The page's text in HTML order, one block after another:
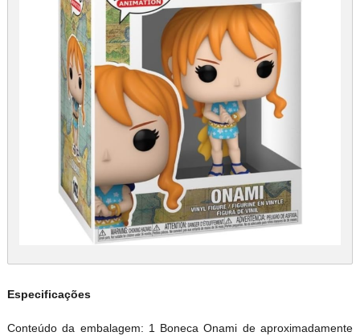
Especificações
Conteúdo da embalagem: 1 Boneca Onami de aproximadamente